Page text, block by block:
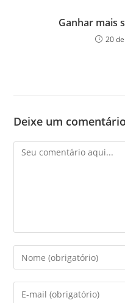
Ganhar mais
20
Deixe um comentário